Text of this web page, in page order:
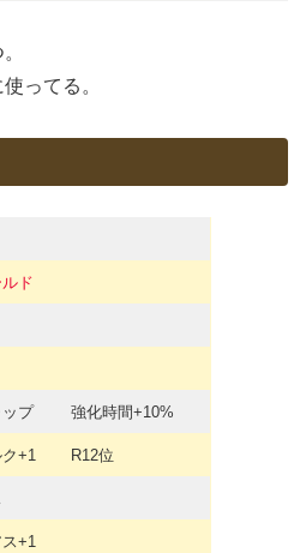
ってる。
ド
プ 強化時間+10%
+1 R12位
+1